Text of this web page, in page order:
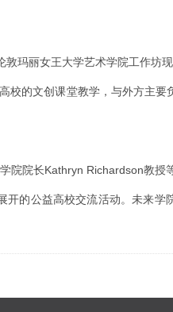
敦玛丽女王大学艺术学院工作坊
校的文创课堂教学，与外方主
院院长Kathryn Richardson教授
的公益高校交流活动。未来学